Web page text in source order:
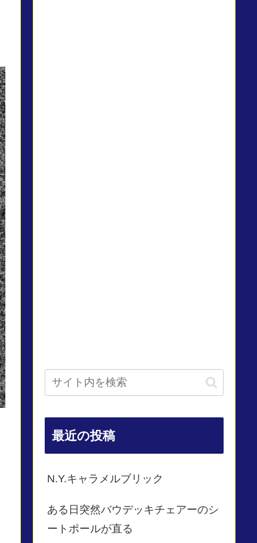
最近の投稿
N.Y.キャラメルブリック
ある日突然バウデッキチェアーのシ
ートポールが直る